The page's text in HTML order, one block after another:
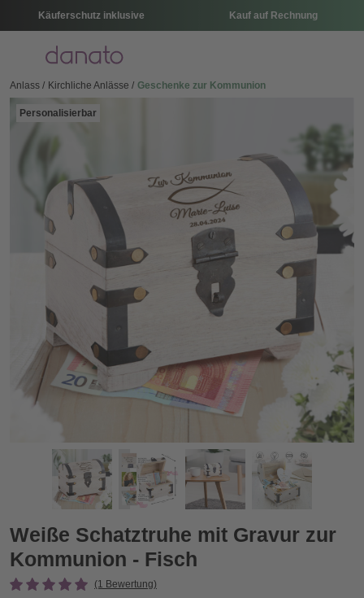
Käuferschutz inklusive Kauf auf Rechnung
Menü
Anlass Kirchliche Anlässe Geschenke zur Kommunion
Personalisierbar
Weiße Schatztruhe mit Gravur zur Kommunion - Fisch
Zurück
Weiße Schatztruhe mit Gravur zur
Kommunion - Fisch
(1 Bewertung)